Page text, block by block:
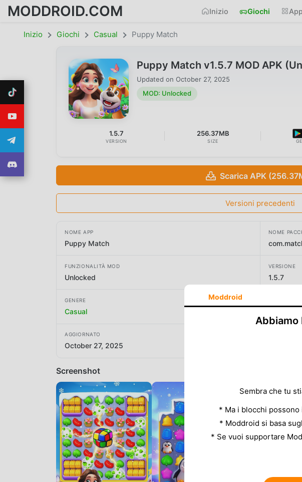
MODDROID.COM Inizio Giochi App
Inizio Giochi Casual Puppy Match
Puppy Match v1.5.7 MOD APK
Updated on October 27, 2025
MOD: Unlocked
1.5.7
VERSION
256.37MB
SIZE
Scarica APK
Versioni precedenti
NOME APP
Puppy Match
NOME
FUNZIONALITÀ MOD
Unlocked
VERSIONE
1.5.7
GENERE
Casual
AGGIORNATO
October 27, 2025
Screenshot
Moddroid
Sembra che tu
* Ma i blocchi
* Moddroid si basa
* Se vuoi supportare